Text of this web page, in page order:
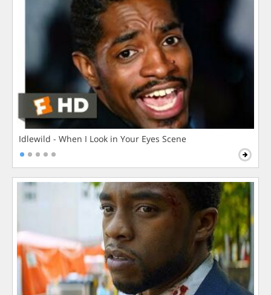
Idlewild - When I Look in Your Eyes Scene